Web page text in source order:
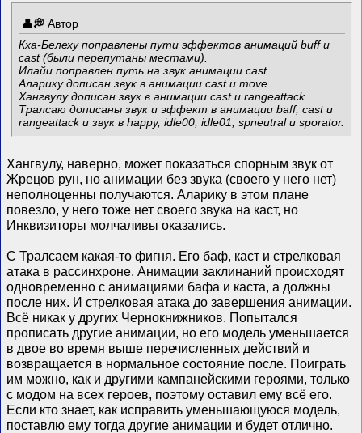
Автор
Кха-Белеху поправлены пути эффектов анимаций buff и
cast (были перепутаны местами).
Илайи поправлен путь на звук анимации cast.
Аларику дописан звук в анимации cast и move.
Хангвулу дописан звук в анимации cast и rangeattack.
Тралсаю дописаны звук и эффект в анимации baff, cast и
rangeattack и звук в happy, idle00, idle01, spneutral и sporator.
Хангвулу, наверно, может показаться спорным звук от
Жрецов рун, но анимации без звука (своего у него нет)
неполноценны получаются. Аларику в этом плане
повезло, у него тоже нет своего звука на каст, но
Инквизиторы молчаливы оказались.
С Тралсаем какая-то фигня. Его баф, каст и стрелковая
атака в рассинхроне. Анимации заклинаний происходят
одновременно с анимациями бафа и каста, а должны
после них. И стрелковая атака до завершения анимации.
Всё никак у других Чернокнижников. Попытался
прописать другие анимации, но его модель уменьшается
в двое во время выше перечисленных действий и
возвращается в нормальное состояние после. Поиграть
им можно, как и другими кампанейскими героями, только
с модом на всех героев, поэтому оставил ему всё его.
Если кто знает, как исправить уменьшающуюся модель,
поставлю ему тогда другие анимации и будет отлично.